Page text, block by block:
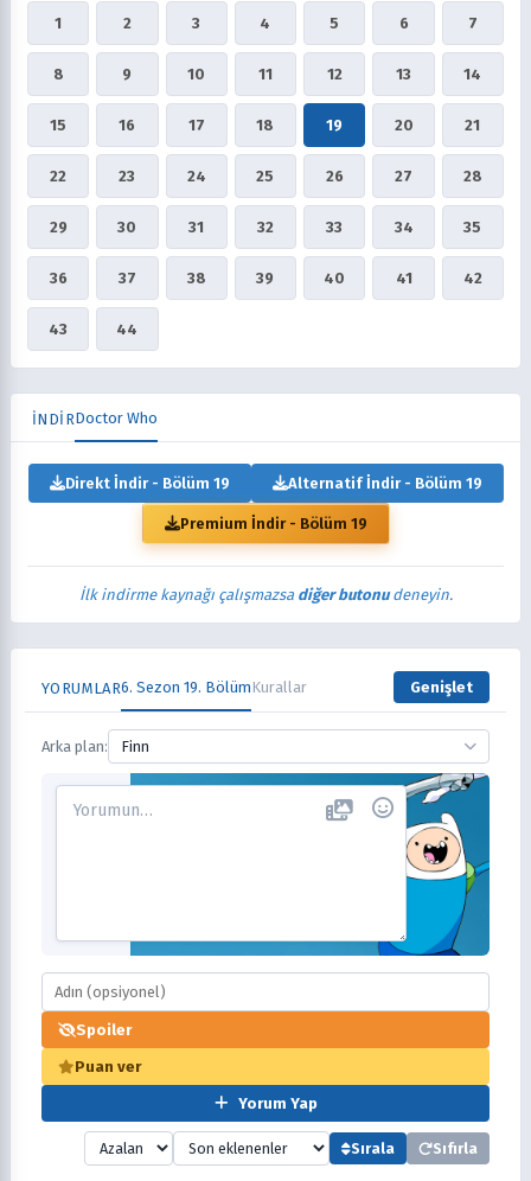
1 2 3 4 5 6 7
8 9 10 11 12 13 14
15 16 17 18 19 20 21
22 23 24 25 26 27 28
29 30 31 32 33 34 35
36 37 38 39 40 41 42
43 44
İNDİRDoctor Who
Direkt İndir - Bölüm 19 Alternatif İndir - Bölüm 19
Premium İndir - Bölüm 19
İlk indirme kaynağı çalışmazsa diğer butonudeneyin.
YORUMLAR6. Sezon 19. BölümKurallar Genişlet
Arka plan: Finn
Spoiler
Puan ver
Yorum Yap
Sırala Sıfırla